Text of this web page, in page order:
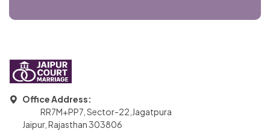
Office Address:
RR7M+PP7, Sector-22,Jagatpura
Jaipur, Rajasthan 303806